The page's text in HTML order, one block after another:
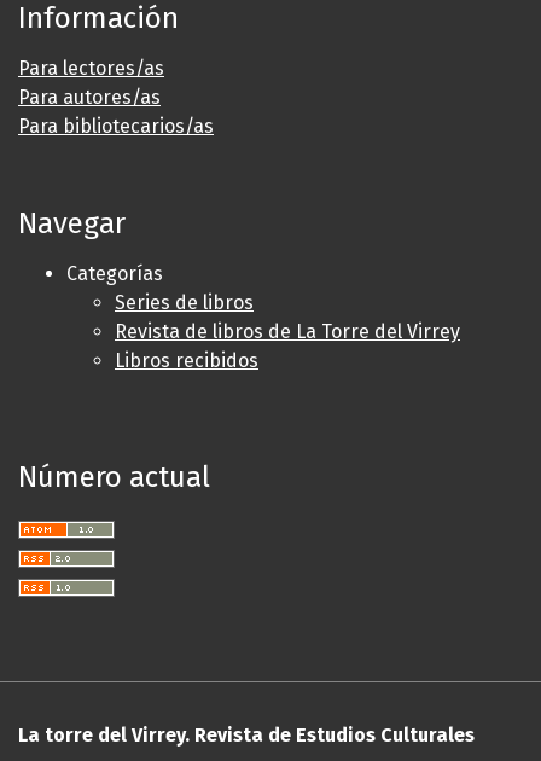
Información
Para lectores/as
Para autores/as
Para bibliotecarios/as
Navegar
Categorías
Series de libros
Revista de libros de La Torre del Virrey
Libros recibidos
Número actual
La torre del Virrey. Revista de Estudios Culturales